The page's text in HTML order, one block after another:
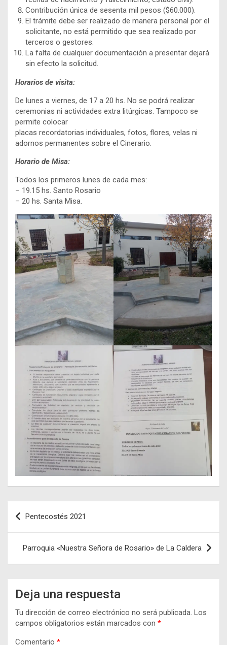
Contribución única de sesenta mil pesos ($60.000).
El trámite debe ser realizado de manera personal por el
solicitante, no está permitido que sea realizado por
terceros o gestores.
La falta de cualquier documentación a presentar dejará
sin efecto la solicitud.
Horarios de visita:
De lunes a viernes, de 17 a 20 hs. No se podrá realizar
ceremonias ni actividades extra litúrgicas. Tampoco se
permite colocar
placas recordatorias individuales, fotos, flores, velas ni
adornos permanentes sobre el Cinerario.
Horario de Misa:
Todos los primeros lunes de cada mes:
– 19.15 hs. Santo Rosario
– 20 hs. Santa Misa.
Navegación
de
entradas
Pentecostés 2021
Parroquia «Nuestra Señora de Rosario» de La Caldera
Deja una respuesta
Tu dirección de correo electrónico no será publicada. Los
campos obligatorios están marcados con *
Comentario *